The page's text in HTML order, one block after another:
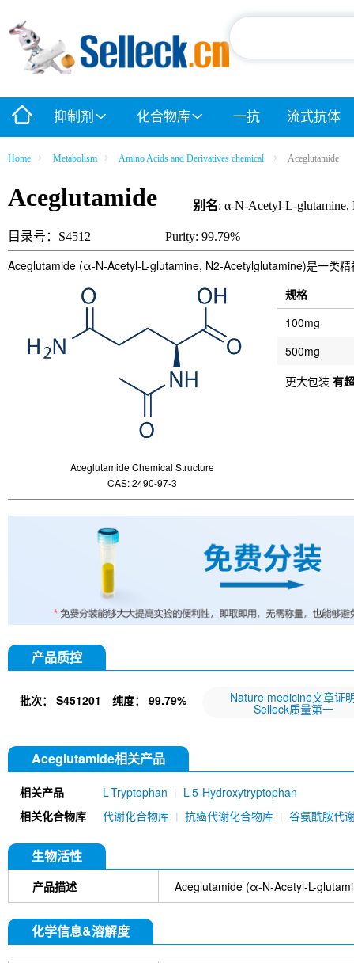
抑制剂 化合物库 一抗 流式抗体
Home Metabolism Amino Acids and Derivatives chemical Aceglutamide
Aceglutamide 别名: α-N-Acetyl-L-glutamine,
目录号：S4512 Purity: 99.79%
Aceglutamide (α-N-Acetyl-L-glutamine, N2-Acetylglutamine)是一类
Aceglutamide Chemical Structure
CAS: 2490-97-3
规格
100mg
500mg
更大包装 有
产品质控
批次： S451201 纯度： 99.79% Nature medicine文章证
Selleck质量第一
Aceglutamide相关产品
相关产品 L-Tryptophan
L-5-Hydroxytryptophan
相关化合物库
代谢化合物库 抗癌代谢化合物库 谷氨酰胺代
生物活性
产品描述 Aceglutamide (α-N-Acetyl-L-
化学信息&溶解度